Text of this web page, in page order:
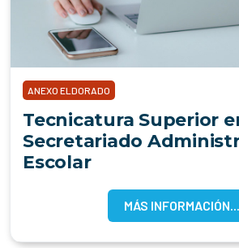
ANEXO ELDORADO
Tecnicatura Superior
Secretariado
Escolar
MÁS INFORMACIÓN...